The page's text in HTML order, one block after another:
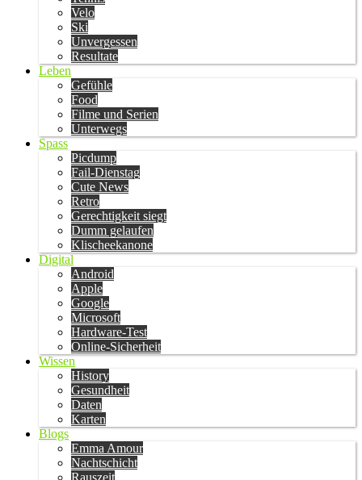
Velo
Ski
Unvergessen
Resultate
Leben
Gefühle
Food
Filme und Serien
Unterwegs
Spass
Picdump
Fail-Dienstag
Cute News
Retro
Gerechtigkeit siegt
Dumm gelaufen
Klischeekanone
Digital
Android
Apple
Google
Microsoft
Hardware-Test
Online-Sicherheit
Wissen
History
Gesundheit
Daten
Karten
Blogs
Emma Amour
Nachtschicht
Rauszeit